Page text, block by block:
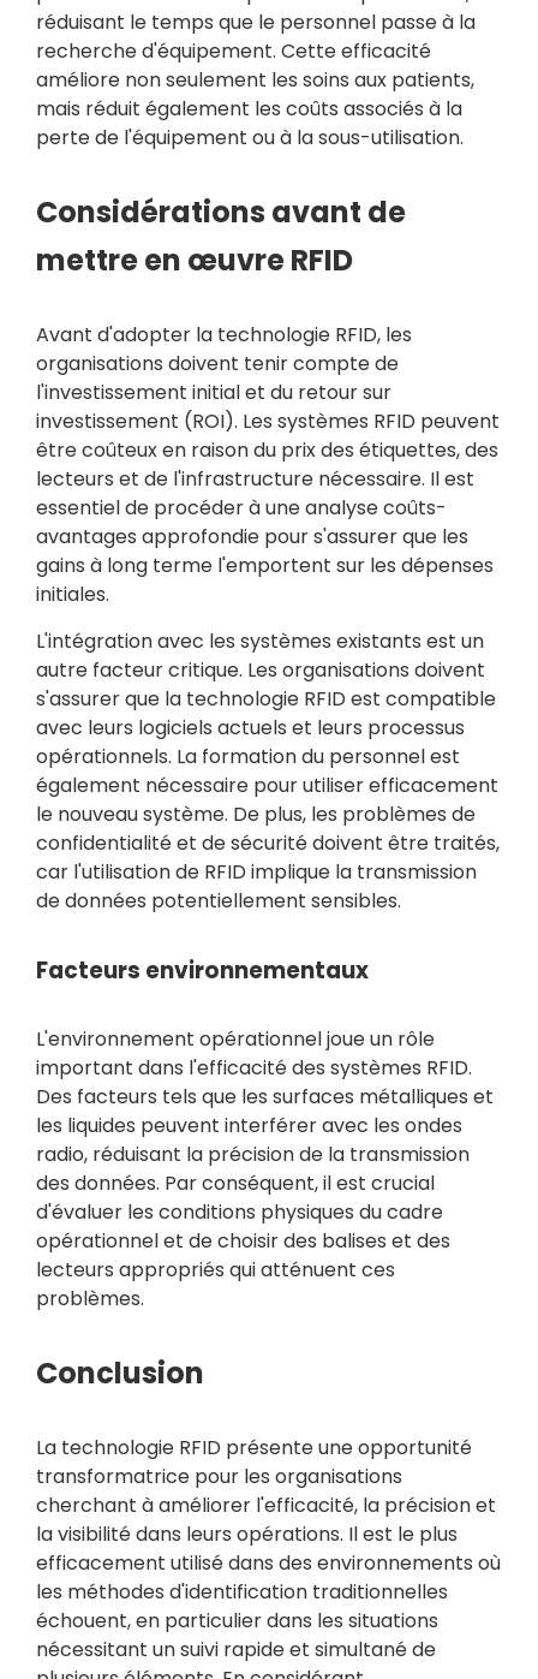
réduisant le temps que le personnel passe à la
recherche d'équipement. Cette efficacité
améliore non seulement les soins aux patients,
mais réduit également les coûts associés à la
perte de l'équipement ou à la sous-utilisation.
Considérations avant de
mettre en œuvre RFID
Avant d'adopter la technologie RFID, les
organisations doivent tenir compte de
l'investissement initial et du retour sur
investissement (ROI). Les systèmes RFID peuvent
être coûteux en raison du prix des étiquettes, des
lecteurs et de l'infrastructure nécessaire. Il est
essentiel de procéder à une analyse coûts-
avantages approfondie pour s'assurer que les
gains à long terme l'emportent sur les dépenses
initiales.
L'intégration avec les systèmes existants est un
autre facteur critique. Les organisations doivent
s'assurer que la technologie RFID est compatible
avec leurs logiciels actuels et leurs processus
opérationnels. La formation du personnel est
également nécessaire pour utiliser efficacement
le nouveau système. De plus, les problèmes de
confidentialité et de sécurité doivent être traités,
car l'utilisation de RFID implique la transmission
de données potentiellement sensibles.
Facteurs environnementaux
L'environnement opérationnel joue un rôle
important dans l'efficacité des systèmes RFID.
Des facteurs tels que les surfaces métalliques et
les liquides peuvent interférer avec les ondes
radio, réduisant la précision de la transmission
des données. Par conséquent, il est crucial
d'évaluer les conditions physiques du cadre
opérationnel et de choisir des balises et des
lecteurs appropriés qui atténuent ces
problèmes.
Conclusion
La technologie RFID présente une opportunité
transformatrice pour les organisations
cherchant à améliorer l'efficacité, la précision et
la visibilité dans leurs opérations. Il est le plus
efficacement utilisé dans des environnements où
les méthodes d'identification traditionnelles
échouent, en particulier dans les situations
nécessitant un suivi rapide et simultané de